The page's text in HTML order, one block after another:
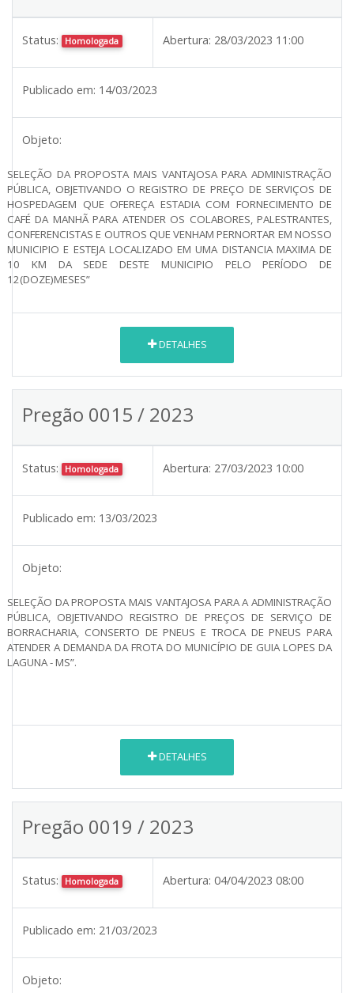
Status: Homologada Abertura: 28/03/2023 11:00
Publicado em: 14/03/2023
Objeto:
SELEÇÃO DA PROPOSTA MAIS VANTAJOSA PARA ADMINISTRAÇÃO
PÚBLICA, OBJETIVANDO O REGISTRO DE PREÇO DE SERVIÇOS DE
HOSPEDAGEM QUE OFEREÇA ESTADIA COM FORNECIMENTO DE
CAFÉ DA MANHÃ PARA ATENDER OS COLABORES, PALESTRANTES,
CONFERENCISTAS E OUTROS QUE VENHAM PERNORTAR EM NOSSO
MUNICIPIO E ESTEJA LOCALIZADO EM UMA DISTANCIA MAXIMA DE
10 KM DA SEDE DESTE MUNICIPIO PELO PERÍODO DE
12(DOZE)MESES”
DETALHES
Pregão 0015 / 2023
Status: Homologada Abertura: 27/03/2023 10:00
Publicado em: 13/03/2023
Objeto:
SELEÇÃO DA PROPOSTA MAIS VANTAJOSA PARA A ADMINISTRAÇÃO
PÚBLICA, OBJETIVANDO REGISTRO DE PREÇOS DE SERVIÇO DE
BORRACHARIA, CONSERTO DE PNEUS E TROCA DE PNEUS PARA
ATENDER A DEMANDA DA FROTA DO MUNICÍPIO DE GUIA LOPES DA
LAGUNA - MS”.
DETALHES
Pregão 0019 / 2023
Status: Homologada Abertura: 04/04/2023 08:00
Publicado em: 21/03/2023
Objeto: